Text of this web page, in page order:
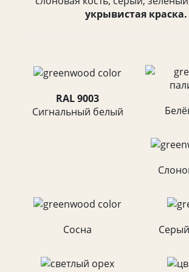
укрывистая краска.
RAL 9003
Cигнальный белый
Сосна